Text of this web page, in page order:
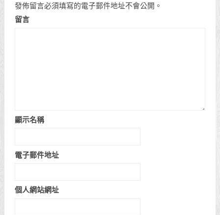
發佈留言必須填寫的電子郵件地址不會公開。
留言
顯示名稱
電子郵件地址
個人網站網址